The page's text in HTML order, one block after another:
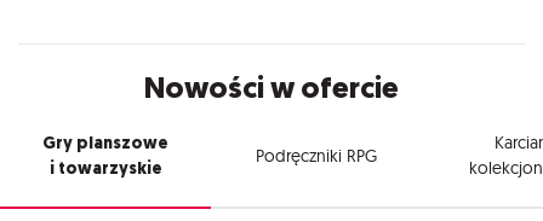
Nowości w ofercie
Gry planszowe
i towarzyskie
Podręczniki RPG